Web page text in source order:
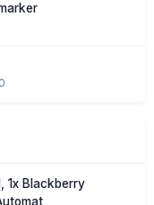
1x Blackberry